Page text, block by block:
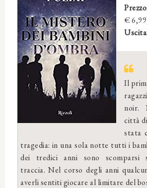
Prezzo
€
Il
noir.
città
stata
tragedia: in una sola notte tutti i
dei tredici anni sono scomparsi
traccia. Nel corso degli anni
averli sentiti giocare al limitare del